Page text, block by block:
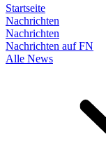
Startseite
Nachrichten
Nachrichten
Nachrichten auf FN
Alle News